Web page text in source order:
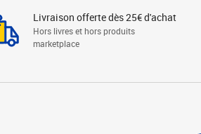
Livraison offerte dès 25€ d'achat
Hors livres et hors produits
marketplace